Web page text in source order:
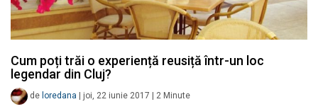
Cum poți trăi o experiență reusiță într-un loc
legendar din Cluj?
de loredana joi, 22 iunie 2017 2 Minute